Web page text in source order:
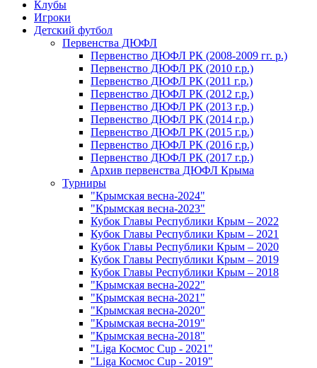
Клубы
Игроки
Детский футбол
Первенства ДЮФЛ
Первенство ДЮФЛ РК (2008-2009 гг. р.)
Первенство ДЮФЛ РК (2010 г.р.)
Первенство ДЮФЛ РК (2011 г.р.)
Первенство ДЮФЛ РК (2012 г.р.)
Первенство ДЮФЛ РК (2013 г.р.)
Первенство ДЮФЛ РК (2014 г.р.)
Первенство ДЮФЛ РК (2015 г.р.)
Первенство ДЮФЛ РК (2016 г.р.)
Первенство ДЮФЛ РК (2017 г.р.)
Архив первенства ДЮФЛ Крыма
Турниры
"Крымская весна-2024"
"Крымская весна-2023"
Кубок Главы Республики Крым – 2022
Кубок Главы Республики Крым – 2021
Кубок Главы Республики Крым – 2020
Кубок Главы Республики Крым – 2019
Кубок Главы Республики Крым – 2018
"Крымская весна-2022"
"Крымская весна-2021"
"Крымская весна-2020"
"Крымская весна-2019"
"Крымская весна-2018"
"Liga Космос Cup - 2021"
"Liga Космос Cup - 2019"